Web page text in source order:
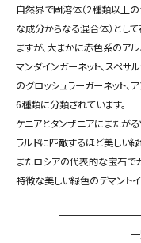
自然界で固溶体（2種類以上
な成分からなる混合体）とし
ますが、大まかに赤色系のアル
マンダインガーネット、スペサ
のグロッシュラーガーネット、
6種類に分類されています。
ケニアとタンザニアにまたが
ラルドに匹敵するほど美しい
またロシアの代表的な宝石で
特徴な美しい緑色のデマント